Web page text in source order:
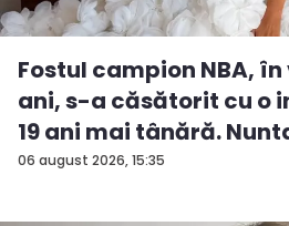
06 august 2026, 15:35
Fostul campion NBA,
ani, s-a căsătorit cu o
19 ani mai tânără.
numeroase reacții